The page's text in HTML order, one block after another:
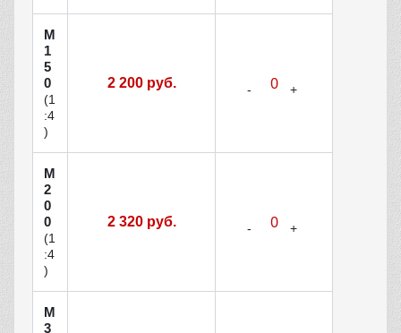
М
1
5
0
(1
:4
)
2 200 руб.
М
2
0
0
(1
:4
)
2 320 руб.
М
3